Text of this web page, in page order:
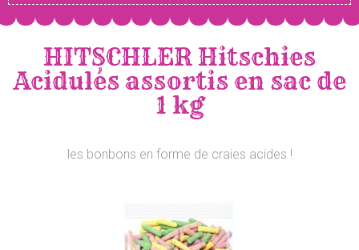
HITSCHLER Hitschies
Acidulés assortis en sac de
1 kg
les bonbons en forme de craies acides !